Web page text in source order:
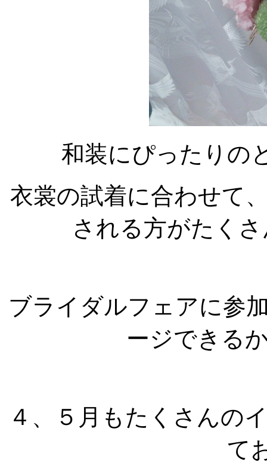
和装にぴったりの
衣裳の試着に合わせて
される方がたく
ブライダルフェアに参
ージできる
４、５月もたくさんの
て